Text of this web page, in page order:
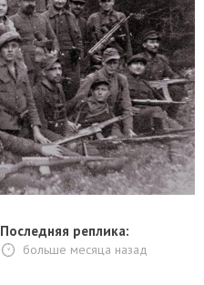
Последняя реплика:
больше месяца назад